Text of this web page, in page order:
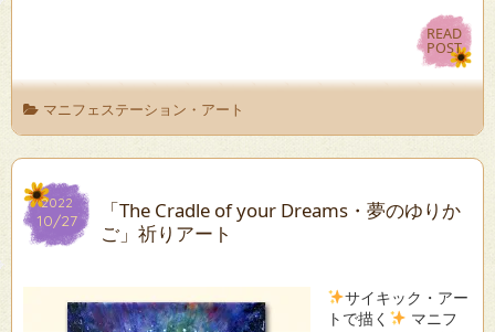
READ
POST
READ
POST
マニフェステーション・アート
2022
10/27
2022
10/27
「The Cradle of your Dreams・夢のゆりか
ご」祈りアート
サイキック・アー
トで描く
マニフ